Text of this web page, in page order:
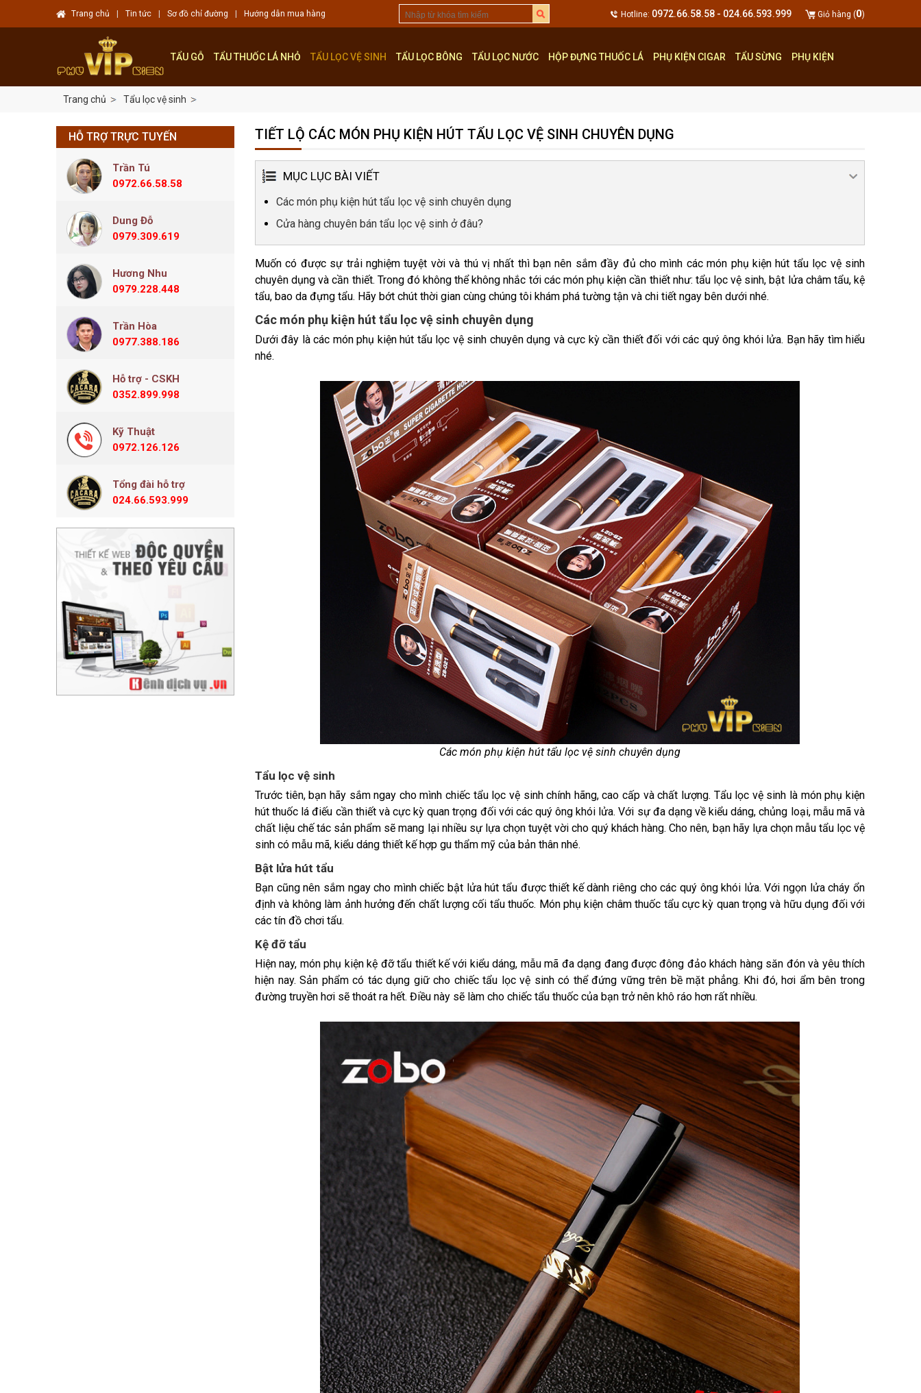
TẨU GỖ TẨU THUỐC LÁ NHỎ TẨU LỌC VỆ SINH TẨU LỌC BÔNG TẨU LỌC NƯỚC HỘP ĐỰNG THUỐC LÁ PHỤ KIỆN CIGAR TẨU SỪNG PHỤ KIỆN
Trang chủ Tẩu lọc vệ sinh
HỖ TRỢ TRỰC TUYẾN
Trần Tú
0972.66.58.58
Dung Đỗ
0979.309.619
Hương Nhu
0979.228.448
Trần Hòa
0977.388.186
Hỗ trợ - CSKH
0352.899.998
Kỹ Thuật
0972.126.126
Tổng đài hỗ trợ
024.66.593.999
TIẾT LỘ CÁC MÓN PHỤ KIỆN HÚT TẨU LỌC VỆ SINH CHUYÊN DỤNG
MỤC LỤC BÀI VIẾT
Các món phụ kiện hút tẩu lọc vệ sinh chuyên dụng
Cửa hàng chuyên bán tẩu lọc vệ sinh ở đâu?
Muốn có được sự trải nghiệm tuyệt vời và thú vị nhất thì bạn nên sắm đầy đủ cho mình các món phụ kiện hút tẩu lọc vệ sinh
chuyên dụng và cần thiết. Trong đó không thể không nhắc tới các món phụ kiện cần thiết như: tẩu lọc vệ sinh, bật lửa châm tẩu, kệ
tẩu, bao da đựng tẩu. Hãy bớt chút thời gian cùng chúng tôi khám phá tường tận và chi tiết ngay bên dưới nhé.
Các món phụ kiện hút tẩu lọc vệ sinh chuyên dụng
Dưới đây là các món phụ kiện hút tẩu lọc vệ sinh chuyên dụng và cực kỳ cần thiết đối với các quý ông khói lửa. Bạn hãy tìm hiểu
nhé.
Các món phụ kiện hút tẩu lọc vệ sinh chuyên dụng
Tẩu lọc vệ sinh
Trước tiên, bạn hãy sắm ngay cho mình chiếc tẩu lọc vệ sinh chính hãng, cao cấp và chất lượng. Tẩu lọc vệ sinh là món phụ kiện
hút thuốc lá điếu cần thiết và cực kỳ quan trọng đối với các quý ông khói lửa. Với sự đa dạng về kiểu dáng, chủng loại, mẫu mã và
chất liệu chế tác sản phẩm sẽ mang lại nhiều sự lựa chọn tuyệt vời cho quý khách hàng. Cho nên, bạn hãy lựa chọn mẫu tẩu lọc vệ
sinh có mẫu mã, kiểu dáng thiết kế hợp gu thẩm mỹ của bản thân nhé.
Bật lửa hút tẩu
Bạn cũng nên sắm ngay cho mình chiếc bật lửa hút tẩu được thiết kế dành riêng cho các quý ông khói lửa. Với ngọn lửa cháy ổn
định và không làm ảnh hưởng đến chất lượng cối tẩu thuốc. Món phụ kiện châm thuốc tẩu cực kỳ quan trọng và hữu dụng đối với
các tín đồ chơi tẩu.
Kệ đỡ tẩu
Hiện nay, món phụ kiện kệ đỡ tẩu thiết kế với kiểu dáng, mẫu mã đa dạng đang được đông đảo khách hàng săn đón và yêu thích
hiện nay. Sản phẩm có tác dụng giữ cho chiếc tẩu lọc vệ sinh có thể đứng vững trên bề mặt phẳng. Khi đó, hơi ẩm bên trong
đường truyền hơi sẽ thoát ra hết. Điều này sẽ làm cho chiếc tẩu thuốc của bạn trở nên khô ráo hơn rất nhiều.
Giỏ hàng (0)
Hotline: 0972.66.58.58 - 024.66.593.999
Trang chủ Tin tức Sơ đồ chỉ đường Hướng dẫn mua hàng